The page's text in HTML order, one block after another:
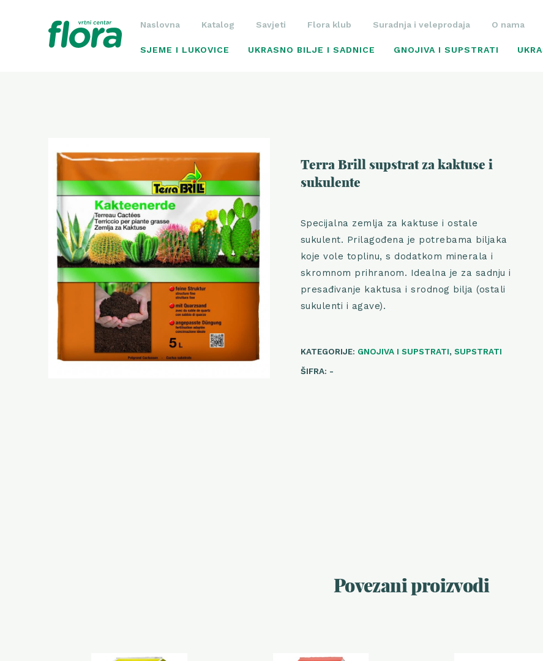
Naslovna Katalog Savjeti Flora klub Suradnja i veleprodaja O nama
SJEME I LUKOVICE UKRASNO BILJE I SADNICE GNOJIVA I SUPSTRATI
Terra Brill supstrat za kaktuse i
sukulente
Specijalna zemlja za kaktuse i ostale
sukulent. Prilagođena je potrebama biljaka
koje vole toplinu, s dodatkom minerala i
skromnom prihranom. Idealna je za sadnju i
presađivanje kaktusa i srodnog bilja (ostali
sukulenti i agave).
KATEGORIJE: GNOJIVA I SUPSTRATI, SUPSTRATI
ŠIFRA: -
Povezani proizvodi